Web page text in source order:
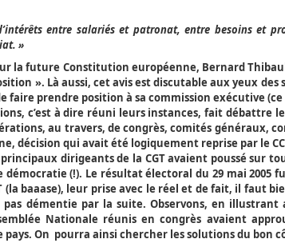
entre salariés et patronat, entre besoins et
»
la future Constitution européenne, Bernard
». Là aussi, cet avis est discutable aux yeux des
prendre position à sa commission exécutive
c’est à dire réuni leurs instances, fait débattre
au travers, de congrès, comités généraux,
qui avait été logiquement reprise par le
dirigeants de la CGT avaient poussé sur
(!). Le résultat électoral du 29 mai 2005
baaase), leur prise avec le réel et de fait, il faut
démentie par la suite. Observons, en illustrant
Nationale réunis en congrès avaient
On pourra ainsi chercher les solutions du bon